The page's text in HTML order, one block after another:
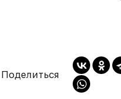
Поделиться